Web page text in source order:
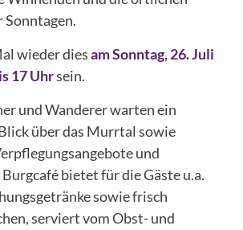
Sonntagen.
wieder diesam Sonntag, 26. Juli
17 Uhrsein.
und Wanderer warten ein
über das Murrtal sowie
und
bietet für die Gäste u.a.
sowie frisch
serviert vom Obst- und